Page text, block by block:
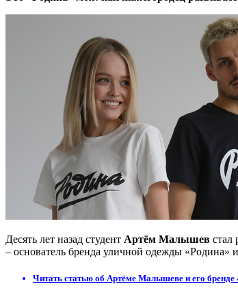
Десять лет назад студент Артём Малышев стал
– основатель бренда уличной одежды «Родина»
Читать статью об Артёме Малышеве и его бренде